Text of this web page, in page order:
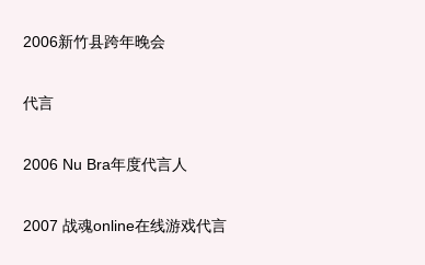
2006新竹县跨年晚会
代言
2006 Nu Bra年度代言人
2007 战魂online在线游戏代言